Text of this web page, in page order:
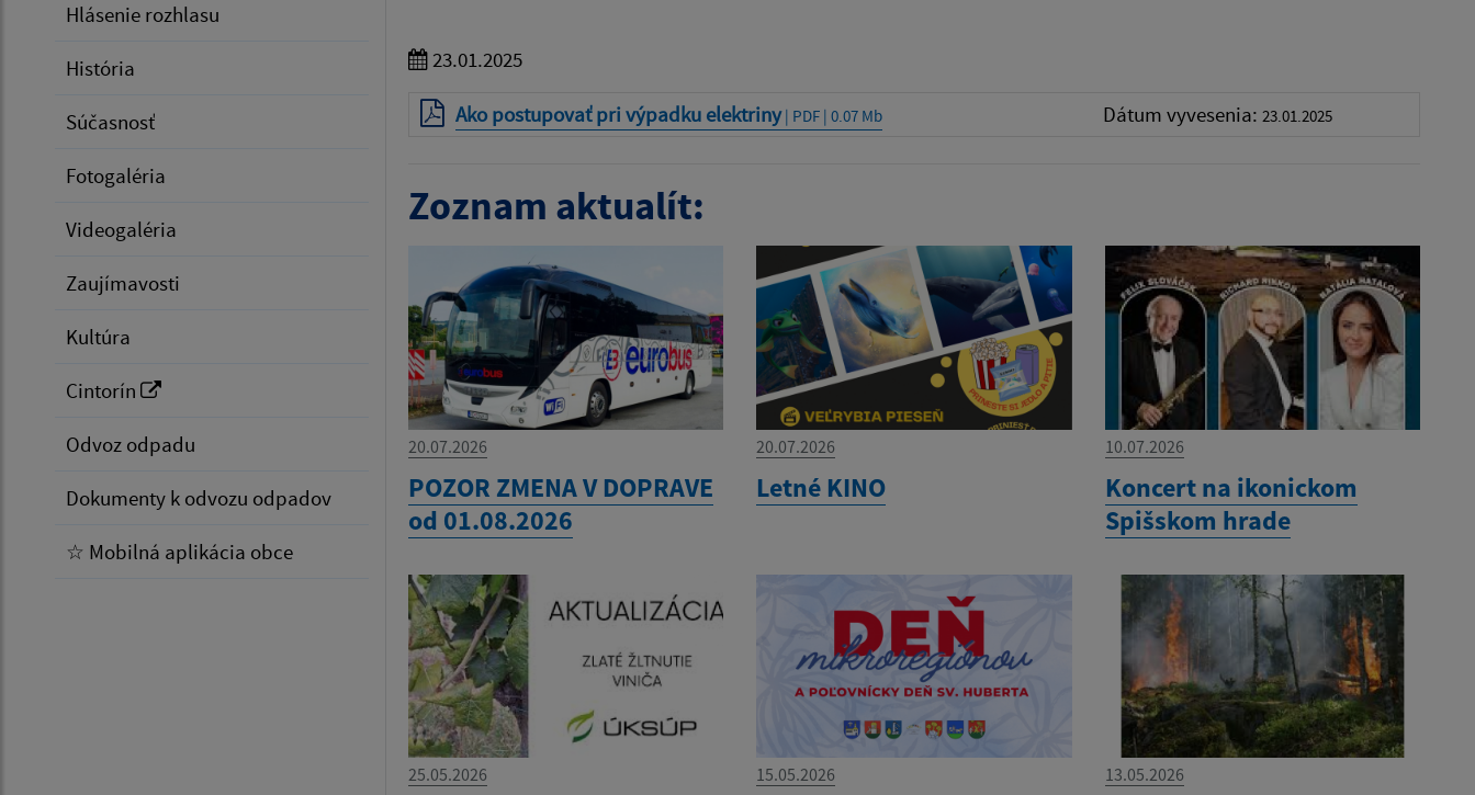
Hlásenie rozhlasu
História
Súčasnosť
Fotogaléria
Videogaléria
Zaujímavosti
Kultúra
Cintorín
Odvoz odpadu
Dokumenty k odvozu odpadov
☆ Mobilná aplikácia obce
23.01.2025
Ako postupovať pri výpadku elektriny| PDF | 0.07 Mb Dátum vyvesenia: 23.01.2025
Zoznam aktualít:
20.07.2026
POZOR ZMENA V DOPRAVE
od 01.08.2026
20.07.2026
Letné KINO
10.07.2026
Koncert na ikonickom
Spišskom hrade
25.05.2026 15.05.2026 13.05.2026